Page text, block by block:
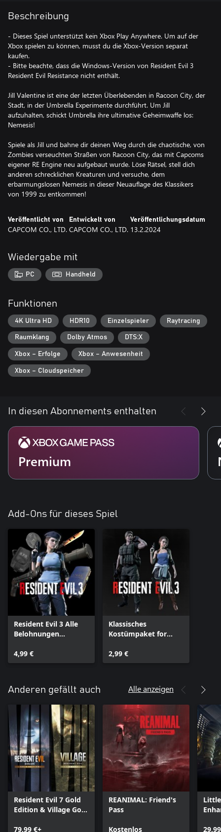
Beschreibung
- Dieses Spiel unterstützt kein Xbox Play Anywhere. Um auf der
Xbox spielen zu können, musst du die Xbox-Version separat
kaufen.
- Bitte beachte, dass die Windows-Version von Resident Evil 3
Resident Evil Resistance nicht enthält.
Jill Valentine ist eine der letzten Überlebenden in Racoon City, der
Stadt, in der Umbrella Experimente durchführt. Um Jill
aufzuhalten, schickt Umbrella ihre ultimative Geheimwaffe los:
Nemesis!
Spiele als Jill und bahne dir deinen Weg durch die chaotische, von
Zombies verseuchten Straßen von Racoon City, das mit Capcoms
eigener RE Engine neu aufgebaut wurde. Löse Rätsel, stell dich
anderen schrecklichen Kreaturen und versuche, dem
erbarmungslosen Nemesis in dieser Neuauflage des Klassikers
von 1999 zu entkommen!
Veröffentlicht von
CAPCOM CO., LTD.
Entwickelt von
CAPCOM CO., LTD.
Veröffentlichungsdatum
13.2.2024
Wiedergabe mit
PC Handheld
Funktionen
4K Ultra HD HDR10 Einzelspieler Raytracing
Raumklang Dolby Atmos DTS:X
Xbox – Erfolge Xbox – Anwesenheit
Xbox – Cloudspeicher
In diesen Abonnements enthalten
Premium
Add-Ons für dieses Spiel
Resident Evil 3 Alle
Belohnungen
Windows
4,99 €
Klassisches
Kostümpaket for
2,99 €
Anderen gefällt auch Alle anzeigen
Resident Evil 7 Gold
Edition & Village Gold
79,99 €+
REANIMAL: Friend's
Pass
Kostenlos